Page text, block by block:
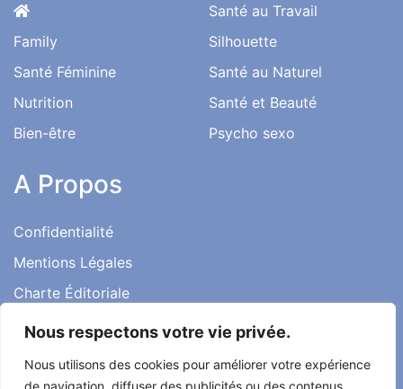
Nous respectons votre vie privée.
Nous utilisons des cookies pour améliorer votre expérience
de navigation, diffuser des publicités ou des contenus
Family
Santé Féminine
Nutrition
Bien-être
Santé au Travail
Silhouette
Santé au Naturel
Santé et Beauté
Psycho sexo
A Propos
Confidentialité
Mentions Légales
Charte Éditoriale
Conditions d’utilisation
Témoignages